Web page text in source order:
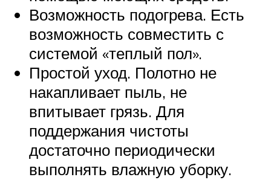
Возможность подогрева. Есть
возможность совместить с
системой «теплый пол».
Простой уход. Полотно не
накапливает пыль, не
впитывает грязь. Для
поддержания чистоты
достаточно периодически
выполнять влажную уборку.